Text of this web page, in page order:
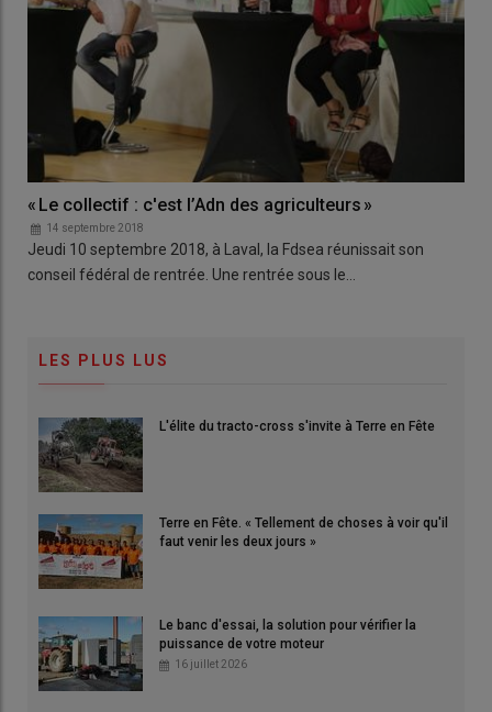
« Le collectif : c'est l’Adn des agriculteurs »
14 septembre 2018
Jeudi 10 septembre 2018, à Laval, la Fdsea réunissait son
conseil fédéral de rentrée. Une rentrée sous le…
LES PLUS LUS
L'élite du tracto-cross s'invite à Terre en Fête
Terre en Fête. « Tellement de choses à voir qu'il
faut venir les deux jours »
Le banc d'essai, la solution pour vérifier la
puissance de votre moteur
16 juillet 2026